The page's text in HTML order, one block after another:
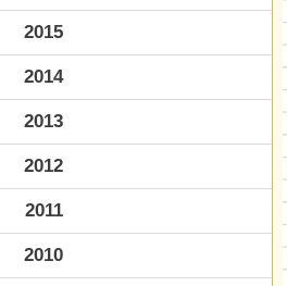
2015
2014
2013
2012
2011
2010